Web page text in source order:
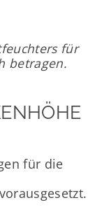
für
betragen.
für die